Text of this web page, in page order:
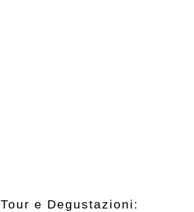
Tour e Degustazioni: